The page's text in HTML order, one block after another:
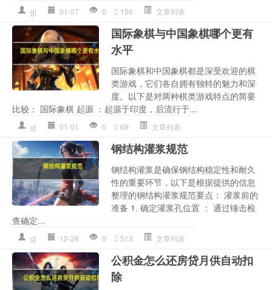
gj 01-07 0 156 文章列表
国际象棋与中国象棋哪个更有
水平
国际象棋和中国象棋都是深受欢迎的棋
类游戏，它们各自拥有独特的魅力和深
度。以下是对两种棋类游戏特点的简要
比较： 国际象棋 起源 ：起源于印度，后流行于...
gj 01-01 0 69 文章列表
钢结构灌浆规范
钢结构灌浆是确保钢结构稳定性和耐久
性的重要环节，以下是根据提供的信息
整理的钢结构灌浆规范要点： 灌浆前的
准备 1. 确定灌浆孔位置 ： 通过锤击检
查确定...
gj 12-28 0 513 文章列表
公积金怎么还房贷月供自动扣
除